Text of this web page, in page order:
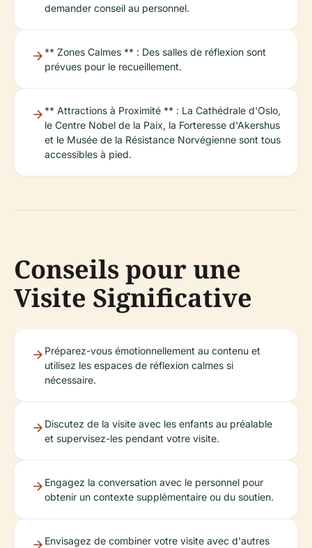
demander conseil au personnel.
** Zones Calmes ** : Des salles de réflexion sont
prévues pour le recueillement.
** Attractions à Proximité ** : La Cathédrale d'Oslo,
le Centre Nobel de la Paix, la Forteresse d'Akershus
et le Musée de la Résistance Norvégienne sont tous
accessibles à pied.
Conseils pour une
Visite Significative
Préparez-vous émotionnellement au contenu et
utilisez les espaces de réflexion calmes si
nécessaire.
Discutez de la visite avec les enfants au préalable
et supervisez-les pendant votre visite.
Engagez la conversation avec le personnel pour
obtenir un contexte supplémentaire ou du soutien.
Envisagez de combiner votre visite avec d'autres